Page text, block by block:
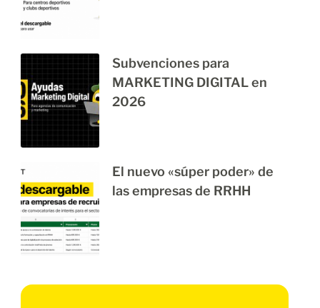
Subvenciones para
MARKETING DIGITAL en
2026
El nuevo «súper poder» de
las empresas de RRHH